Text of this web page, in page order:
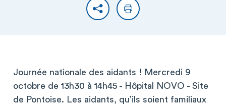
PartagerImprimer
Journée nationale des aidants ! Mercredi 9
octobre de 13h30 à 14h45 - Hôpital NOVO - Site
de Pontoise. Les aidants, qu’ils soient familiaux